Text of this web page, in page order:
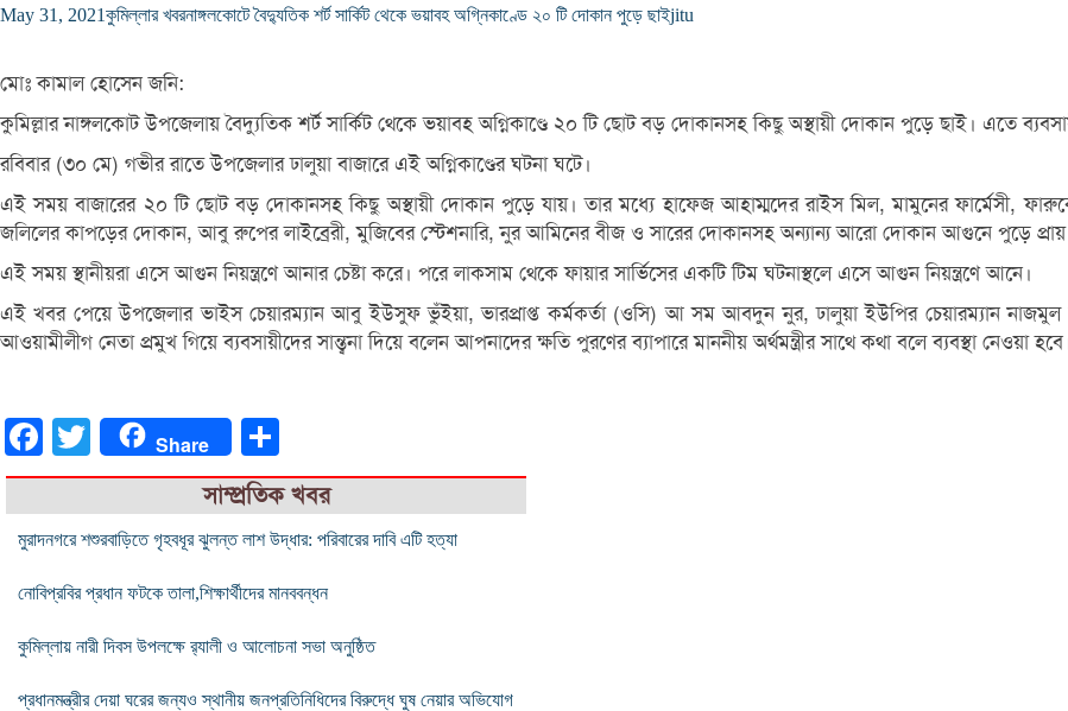
May 31, 2021কুমিল্লার খবরনাঙ্গলকোটে বৈদ্যুতিক শর্ট সার্কিট থেকে ভয়াবহ অগ্নিকাণ্ডে ২০ টি দোকান পুড়ে ছাইjitu
মোঃ কামাল হোসেন জনি:
কুমিল্লার নাঙ্গলকোট উপজেলায় বৈদ্যুতিক শর্ট সার্কিট থেকে ভয়াবহ অগ্নিকাণ্ডে ২০ টি ছোট বড় দোকানসহ কিছু অস্থায়ী দোকান পুড়ে ছাই। এতে
রবিবার (৩০ মে) গভীর রাতে উপজেলার ঢালুয়া বাজারে এই অগ্নিকাণ্ডের ঘটনা ঘটে।
এই সময় বাজারের ২০ টি ছোট বড় দোকানসহ কিছু অস্থায়ী দোকান পুড়ে যায়। তার মধ্যে হাফেজ আহাম্মদের রাইস মিল, মামুনের ফার্মেসী,
জলিলের কাপড়ের দোকান, আবু রুপের লাইব্রেরী, মুজিবের স্টেশনারি, নুর আমিনের বীজ ও সারের দোকানসহ অন্যান্য আরো দোকান আগুনে পুড়ে প্রায়
এই সময় স্থানীয়রা এসে আগুন নিয়ন্ত্রণে আনার চেষ্টা করে। পরে লাকসাম থেকে ফায়ার সার্ভিসের একটি টিম ঘটনাস্থলে এসে আগুন নিয়ন্ত্রণে আনে।
এই খবর পেয়ে উপজেলার ভাইস চেয়ারম্যান আবু ইউসুফ ভুঁইয়া, ভারপ্রাপ্ত কর্মকর্তা (ওসি) আ সম আবদুন নুর, ঢালুয়া ইউপির চেয়ারম্যান নাজমুল
আওয়ামীলীগ নেতা প্রমুখ গিয়ে ব্যবসায়ীদের সান্ত্বনা দিয়ে বলেন আপনাদের ক্ষতি পুরণের ব্যাপারে মাননীয় অর্থমন্ত্রীর সাথে কথা বলে ব্যবস্থা নেওয়া
FacebookTwitter Share
সাম্প্রতিক খবর
মুরাদনগরে শশুরবাড়িতে গৃহবধূর ঝুলন্ত লাশ উদ্ধার: পরিবারের দাবি এটি হত্যা
নোবিপ্রবির প্রধান ফটকে তালা,শিক্ষার্থীদের মানববন্ধন
কুমিল্লায় নারী দিবস উপলক্ষে র‍্যালী ও আলোচনা সভা অনুষ্ঠিত
প্রধানমন্ত্রীর দেয়া ঘরের জন্যও স্থানীয় জনপ্রতিনিধিদের বিরুদ্ধে ঘুষ নেয়ার অভিযোগ